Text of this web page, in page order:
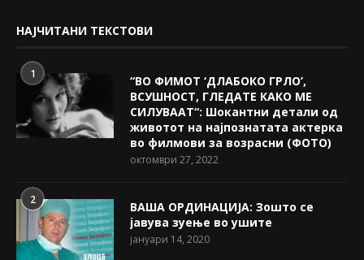
НАЈЧИТАНИ ТЕКСТОВИ
1
“ВО ФИМОТ ‘ДЛАБОКО ГРЛО’,
ВСУШНОСТ, ГЛЕДАТЕ КАКО МЕ
СИЛУВААТ“: Шокантни детали од
животот на најпознатата актерка
во филмови за возрасни (ФОТО)
октомври 27, 2022
2
ВАША ОРДИНАЦИЈА: Зошто се
јавува зуење во ушите
јануари 14, 2020